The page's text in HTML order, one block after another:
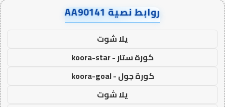
روابط نصية AA90141
يلا شوت
كورة ستار - koora-star
كورة جول - koora-goal
يلا شوت